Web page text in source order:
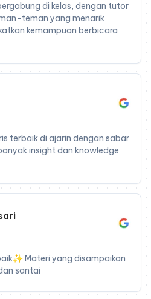
di kelas, dengan tutor
teman yang menarik
kemampuan berbicara
terbaik di ajarin dengan sabar
insight dan knowledge
Materi yang disampaikan
santai